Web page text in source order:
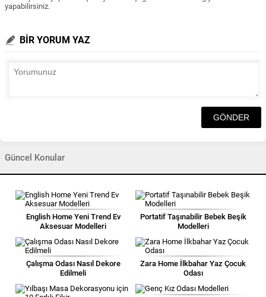
yapabilirsiniz.
BİR YORUM YAZ
Güncel Konular
English Home Yeni Trend Ev
Aksesuar Modelleri
Portatif Taşınabilir Bebek Beşik
Modelleri
Çalışma Odası Nasıl Dekore
Edilmeli
Zara Home İlkbahar Yaz Çocuk
Odası